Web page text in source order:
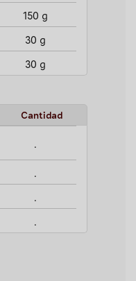
150 g
30 g
30 g
Cantidad
.
.
.
.